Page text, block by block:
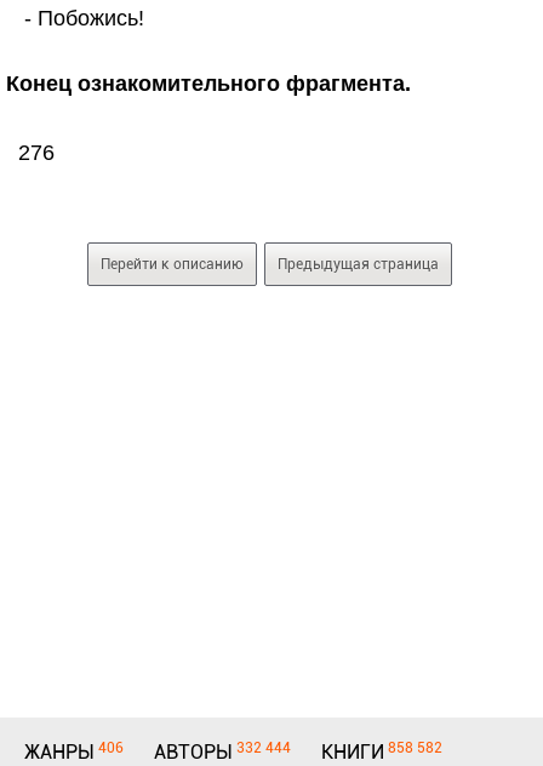
- Побожись!
Конец ознакомительного фрагмента.
276
Перейти к описанию Предыдущая страница
ЖАНРЫ 406 АВТОРЫ 332 444 КНИГИ 858 582